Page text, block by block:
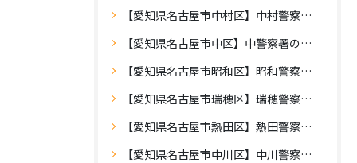
【愛知県名古屋市中村区】中村警察署の車庫証明
【愛知県名古屋市中区】中警察署の車庫証明
【愛知県名古屋市昭和区】昭和警察署の車庫証明
【愛知県名古屋市瑞穂区】瑞穂警察署の車庫証明
【愛知県名古屋市熱田区】熱田警察署の車庫証明
【愛知県名古屋市中川区】中川警察署の車庫証明